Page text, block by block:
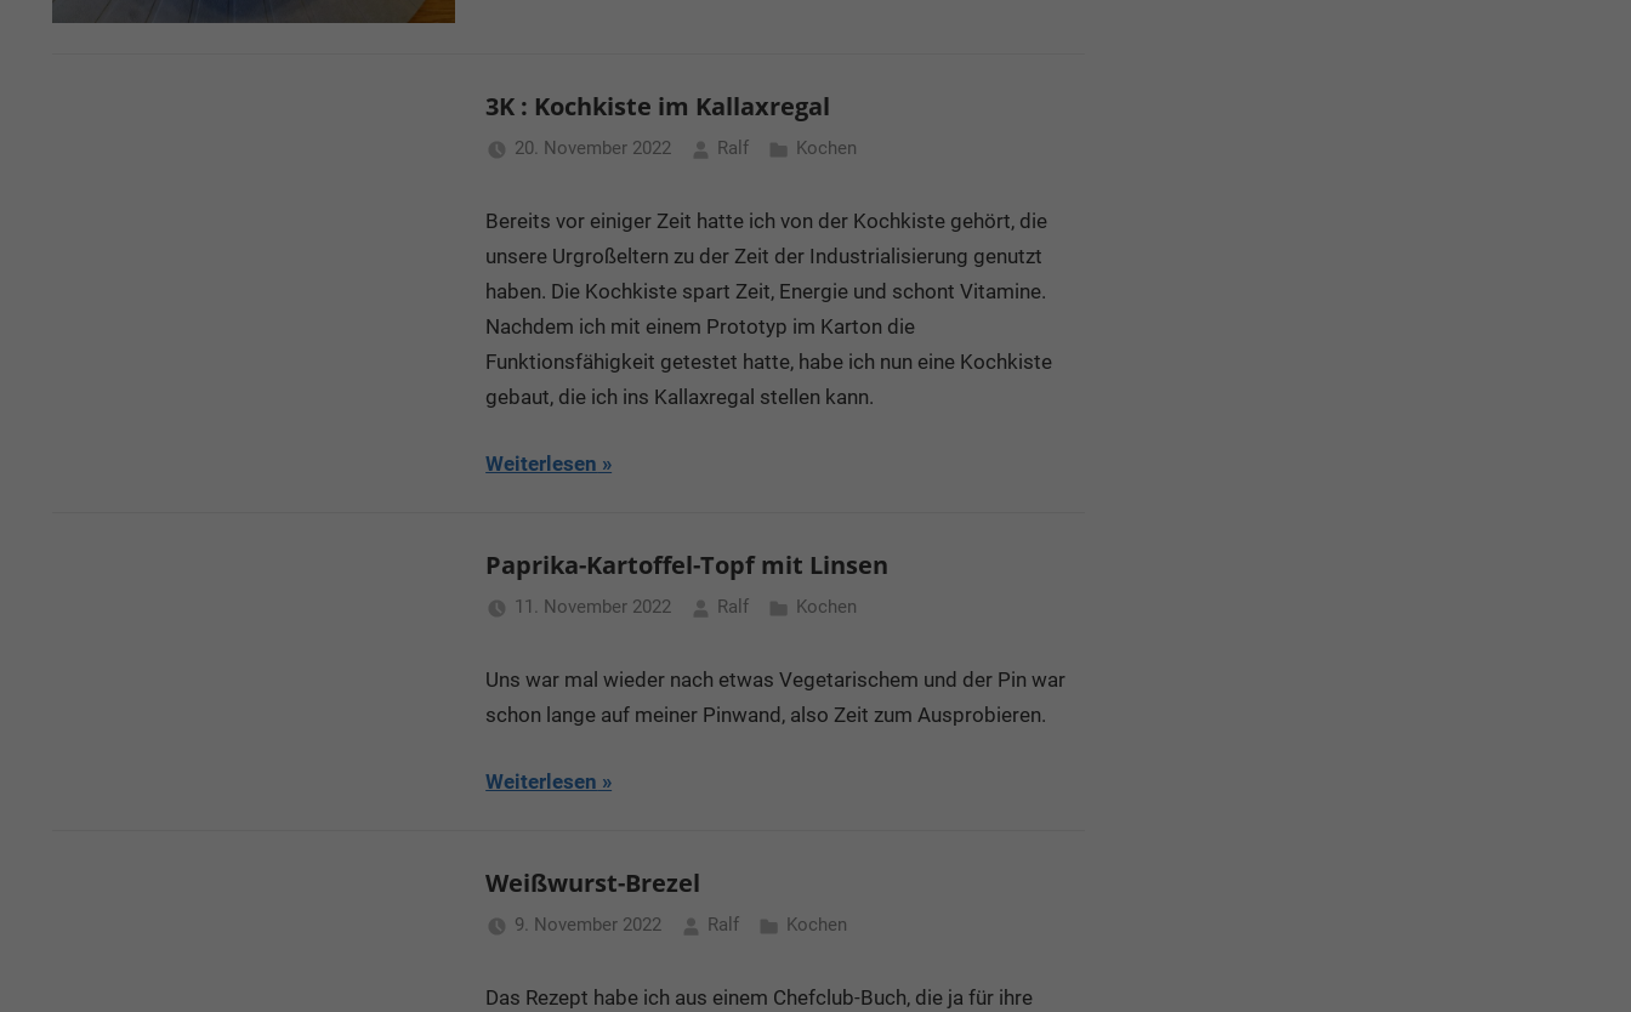
3K : Kochkiste im Kallaxregal
20. November 2022 Ralf Kochen
Bereits vor einiger Zeit hatte ich von der Kochkiste gehört, die
unsere Urgroßeltern zu der Zeit der Industrialisierung genutzt
haben. Die Kochkiste spart Zeit, Energie und schont Vitamine.
Nachdem ich mit einem Prototyp im Karton die
Funktionsfähigkeit getestet hatte, habe ich nun eine Kochkiste
gebaut, die ich ins Kallaxregal stellen kann.
Weiterlesen
Paprika-Kartoffel-Topf mit Linsen
11. November 2022 Ralf Kochen
Uns war mal wieder nach etwas Vegetarischem und der Pin war
schon lange auf meiner Pinwand, also Zeit zum Ausprobieren.
Weiterlesen
Weißwurst-Brezel
9. November 2022 Ralf Kochen
Das Rezept habe ich aus einem Chefclub-Buch, die ja für ihre